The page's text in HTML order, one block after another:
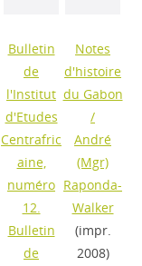
Bulletin
de
l'Institut
d'Etudes
Centrafric
aine,
numéro
12.
Bulletin
de
Notes
d'histoire
du Gabon
/
André
(Mgr)
Raponda-
Walker
(impr.
2008)